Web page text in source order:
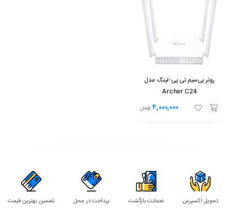
روتر بی‌سیم تی پی-لینک مدل
Archer C24
۴,۰۰۰,۰۰۰ تومان
تحویل اکسپرس ضمانت بازگشت پرداخت در محل تضمین بهترین قیمت